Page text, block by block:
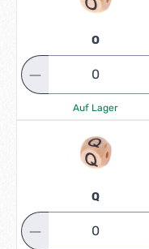
O
Auf Lager
Q